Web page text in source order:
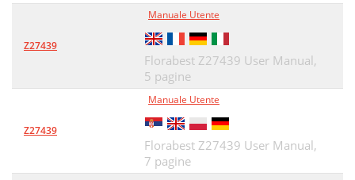
Z27439
Manuale Utente
Florabest Z27439 User Manual,
5 pagine
Z27439
Manuale Utente
Florabest Z27439 User Manual,
7 pagine